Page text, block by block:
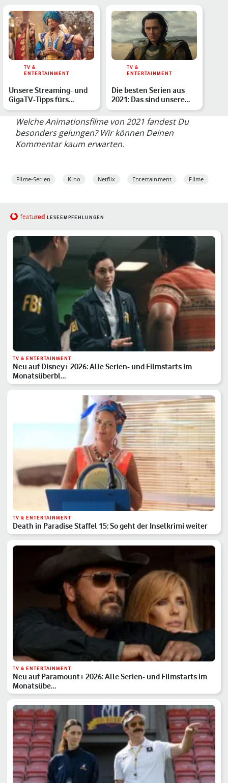
TV &
ENTERTAINMENT
Unsere Streaming- und
GigaTV-Tipps fürs
Wochenende
TV &
ENTERTAINMENT
Die besten Serien aus
2021: Das sind unsere
Highlights
Welche Animationsfilme von 2021 fandest Du
besonders gelungen? Wir können Deinen
Kommentar kaum erwarten.
Filme-Serien Kino Netflix Entertainment Filme
featured LESEEMPFEHLUNGEN
TV & ENTERTAINMENT
Neu auf Disney+ 2026: Alle Serien- und Filmstarts im
Monatsüberbl…
TV & ENTERTAINMENT
Death in Paradise Staffel 15: So geht der Inselkrimi weiter
TV & ENTERTAINMENT
Neu auf Paramount+ 2026: Alle Serien- und Filmstarts im
Monatsübe…